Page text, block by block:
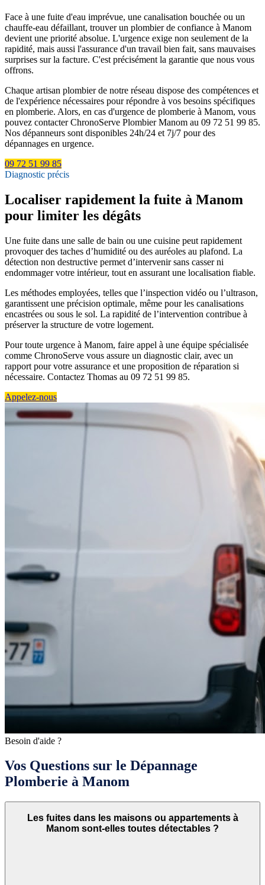
Face à une fuite d'eau imprévue, une canalisation bouchée ou un
chauffe-eau défaillant, trouver un plombier de confiance à Manom
devient une priorité absolue. L'urgence exige non seulement de la
rapidité, mais aussi l'assurance d'un travail bien fait, sans mauvaises
surprises sur la facture. C'est précisément la garantie que nous vous
offrons.
Chaque artisan plombier de notre réseau dispose des compétences et
de l'expérience nécessaires pour répondre à vos besoins spécifiques
en plomberie. Alors, en cas d'urgence de plomberie à Manom, vous
pouvez contacter ChronoServe Plombier Manom au 09 72 51 99 85.
Nos dépanneurs sont disponibles 24h/24 et 7j/7 pour des
dépannages en urgence.
09 72 51 99 85
Diagnostic précis
Localiser rapidement la fuite à Manom
pour limiter les dégâts
Une fuite dans une salle de bain ou une cuisine peut rapidement
provoquer des taches d’humidité ou des auréoles au plafond. La
détection non destructive permet d’intervenir sans casser ni
endommager votre intérieur, tout en assurant une localisation fiable.
Les méthodes employées, telles que l’inspection vidéo ou l’ultrason,
garantissent une précision optimale, même pour les canalisations
encastrées ou sous le sol. La rapidité de l’intervention contribue à
préserver la structure de votre logement.
Pour toute urgence à Manom, faire appel à une équipe spécialisée
comme ChronoServe vous assure un diagnostic clair, avec un
rapport pour votre assurance et une proposition de réparation si
nécessaire. Contactez Thomas au 09 72 51 99 85.
Appelez-nous
Besoin d'aide ?
Vos Questions sur le Dépannage
Plomberie à Manom
Les fuites dans les maisons ou appartements à
Manom sont-elles toutes détectables ?